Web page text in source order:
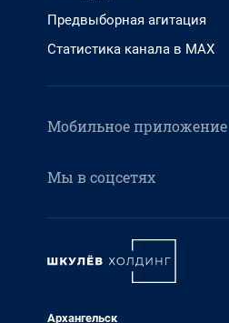
Предвыборная агитация
Статистика канала в MAX
Мобильное приложение
Мы в соцсетях
Архангельск